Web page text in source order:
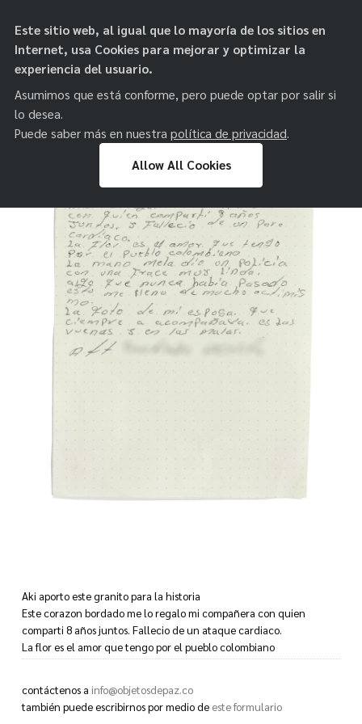
paz
Aki aporto este granito para la historia
Este corazon bordado me lo regalo mi compañera con quien
comparti 8 años juntos. Fallecio de un ataque cardiaco.
La flor es el amor que tengo por el pueblo colombiano
La mano mela dio un policía con una frace muy linda. Algo que
La foto de mi esposa. Que siempre a acompañara. Es las vuenas y en
las malas.
contáctenos a info@objetosdepaz.co
también puede escribirnos por medio de este formulario
Este sitio web, al igual que lo mayoría de los sitios en
Internet, usa Cookies para mejorar y optimizar la
experiencia del usuario.
Asumimos que está conforme, pero puede optar por salir si
lo desea.
Puede saber más en nuestra política de privacidad.
Allow All Cookies